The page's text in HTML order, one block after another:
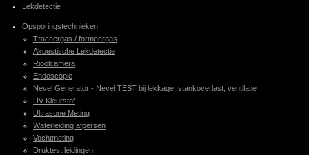
Lekdetectie
Opsporingstechnieken
Traceergas / formeergas
Akoestische Lekdetectie
Rioolcamera
Endoscopie
Nevel Generator - Nevel TEST bij lekkage, stankoverlast, ventilatie
UV Kleurstof
Ultrasone Meting
Waterleiding afpersen
Vochtmeting
Druktest leidingen